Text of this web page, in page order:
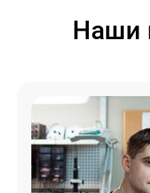
Наши